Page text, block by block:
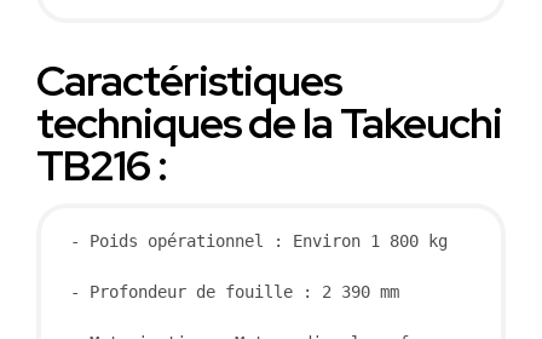
Caractéristiques
techniques de la Takeuchi
TB216 :
- Poids opérationnel : Environ 1 800 kg
- Profondeur de fouille : 2 390 mm